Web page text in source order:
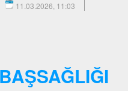
11.03.2026, 11:03
BAŞSAĞLIĞI